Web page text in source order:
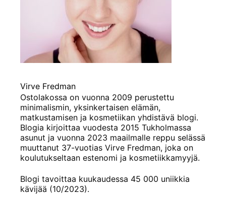
Virve Fredman
Ostolakossa on vuonna 2009 perustettu
minimalismin, yksinkertaisen elämän,
matkustamisen ja kosmetiikan yhdistävä blogi.
Blogia kirjoittaa vuodesta 2015 Tukholmassa
asunut ja vuonna 2023 maailmalle reppu selässä
muuttanut 37-vuotias Virve Fredman, joka on
koulutukseltaan estenomi ja kosmetiikkamyyjä.
Blogi tavoittaa kuukaudessa 45 000 uniikkia
kävijää (10/2023).